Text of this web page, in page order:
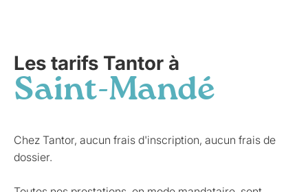
Les tarifs Tantor à
Saint-Mandé
Chez Tantor, aucun frais d'inscription, aucun frais de
dossier.